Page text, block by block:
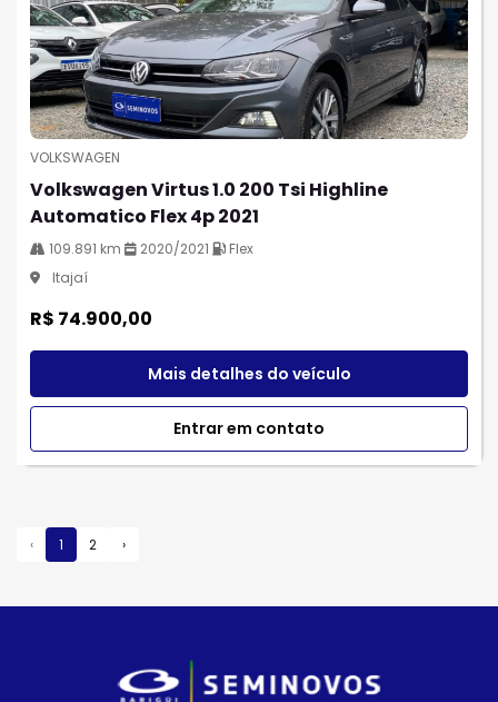
VOLKSWAGEN
Volkswagen Virtus 1.0 200 Tsi Highline
Automatico Flex 4p 2021
109.891 km 2020/2021
Flex
Itajaí
R$ 74.900,00
Mais detalhes do veículo
Entrar em contato
‹ 1 2 ›